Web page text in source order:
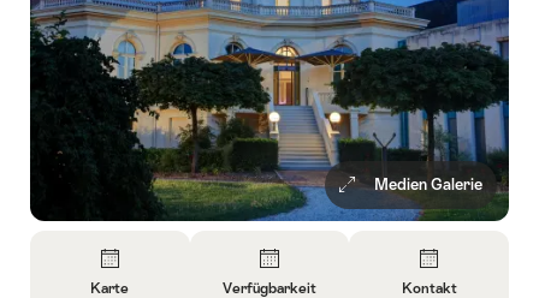
Medien Galerie
Karte Verfügbarkeit Kontakt